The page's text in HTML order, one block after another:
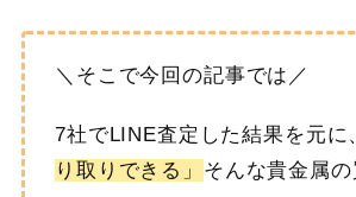
＼そこで今回の記事では／
7社でLINE査定した結果を元に
り取りできる」 そんな貴金属